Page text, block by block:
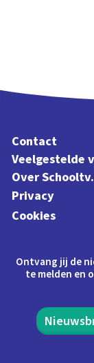
Contact
Veelgestelde
Over
Privacy
Cookies
Ontvang jij de
te melden en